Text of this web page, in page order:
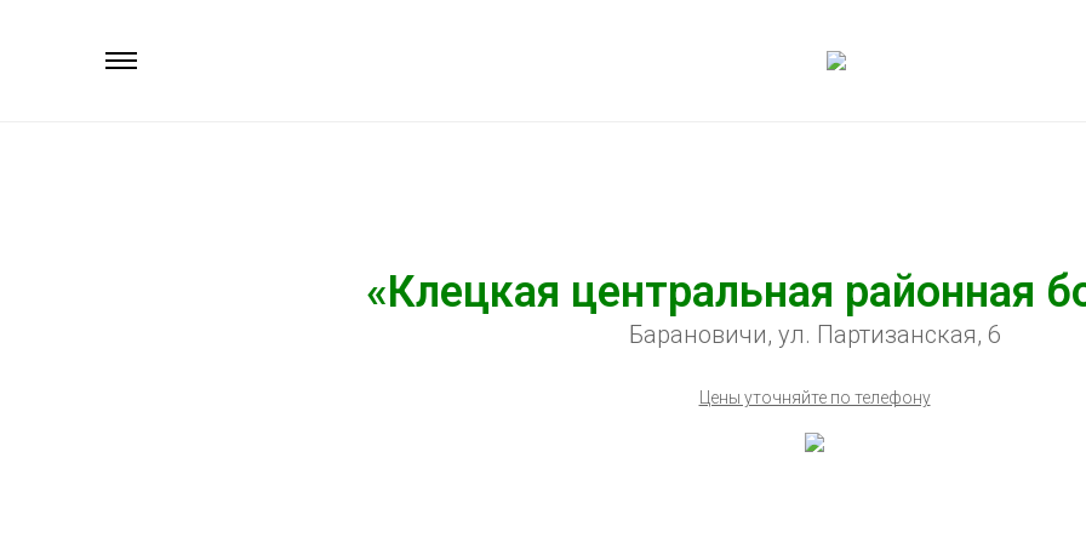
«Клецкая центральная районная
Барановичи, ул. Партизанская, 6
Цены уточняйте по телефону